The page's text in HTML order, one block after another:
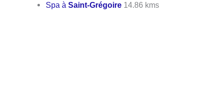
Spa àSaint-Grégoire 14.86 kms